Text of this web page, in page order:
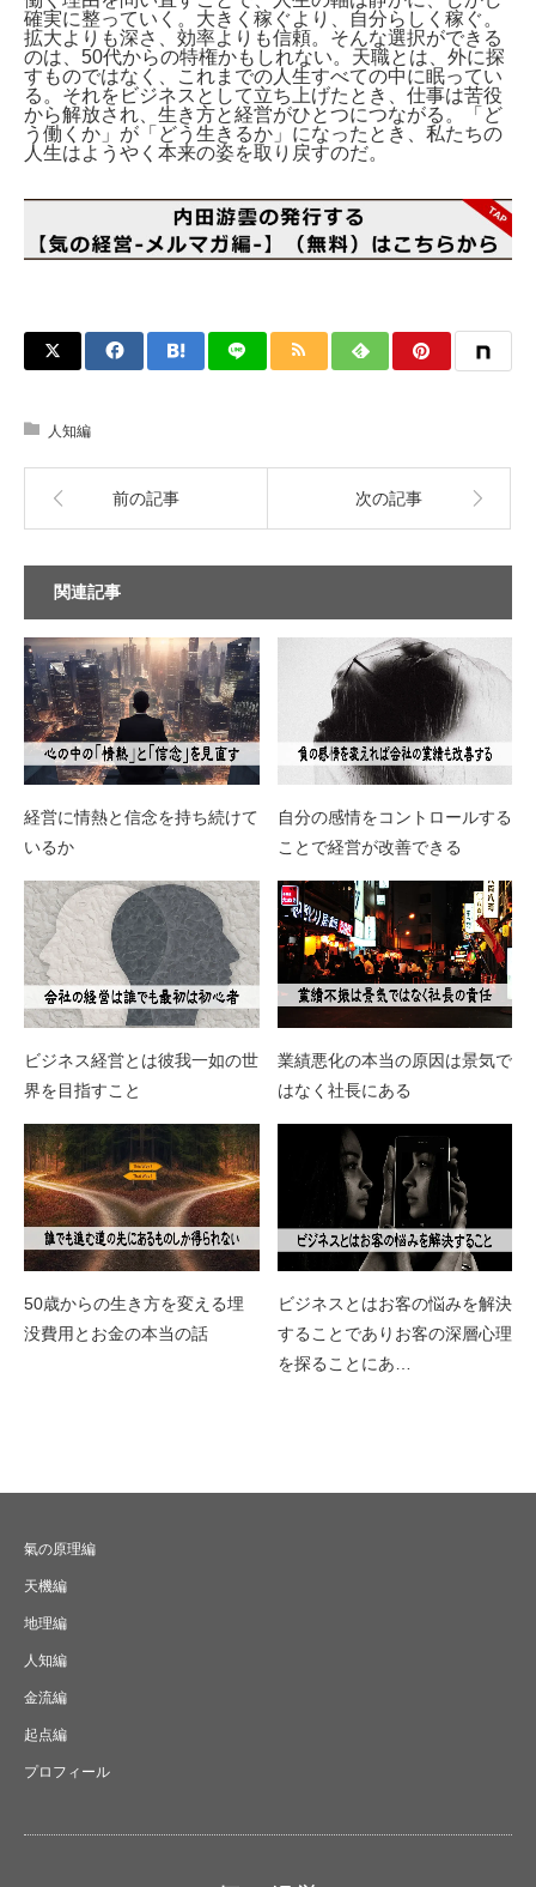
確実に整っていく。大きく稼ぐより、自分らしく稼ぐ。
拡大よりも深さ、効率よりも信頼。そんな選択ができる
のは、50代からの特権かもしれない。天職とは、外に探
すものではなく、これまでの人生すべての中に眠ってい
る。それをビジネスとして立ち上げたとき、仕事は苦役
から解放され、生き方と経営がひとつにつながる。「ど
う働くか」が「どう生きるか」になったとき、私たちの
人生はようやく本来の姿を取り戻すのだ。
人知編
前の記事 次の記事
関連記事
経営に情熱と信念を持ち続けて
いるか
自分の感情をコントロールする
ことで経営が改善できる
ビジネス経営とは彼我一如の世
界を目指すこと
業績悪化の本当の原因は景気で
はなく社長にある
50歳からの生き方を変える埋
没費用とお金の本当の話
ビジネスとはお客の悩みを解決
することでありお客の深層心理
を探ることにあ…
氣の原理編
天機編
地理編
人知編
金流編
起点編
プロフィール